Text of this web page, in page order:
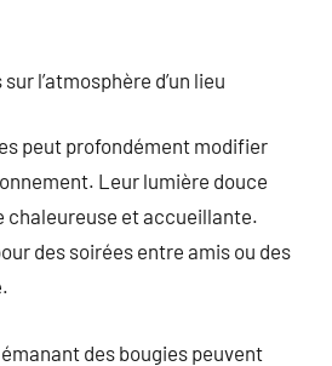
l’atmosphère d’un lieu
peut profondément modifier
Leur lumière douce
chaleureuse et accueillante.
des soirées entre amis ou des
des bougies peuvent